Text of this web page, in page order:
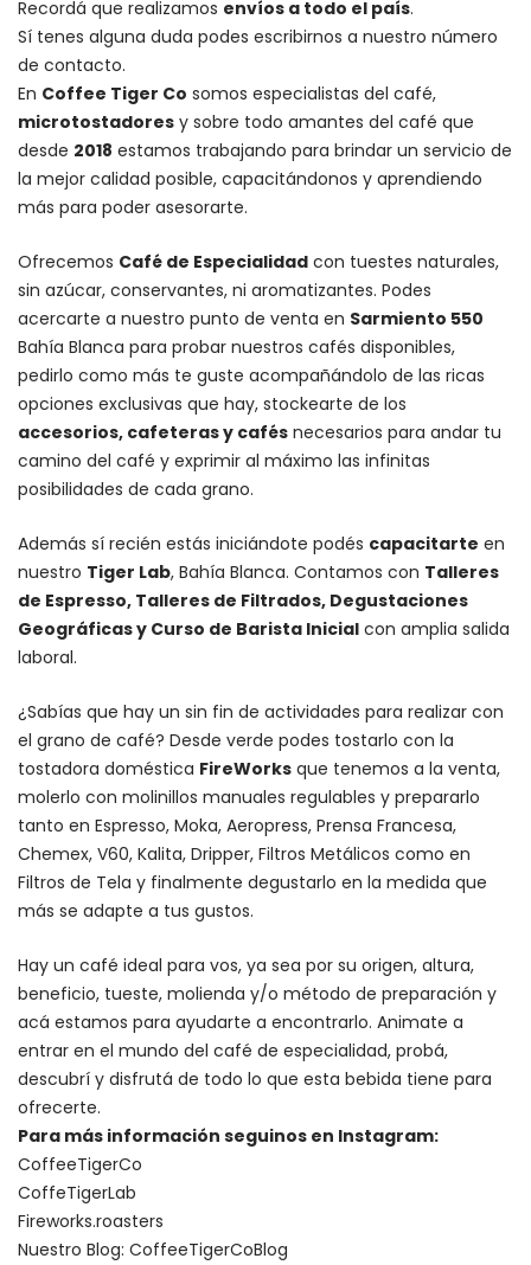
Recordá que realizamos envíos a todo el país.
Sí tenes alguna duda podes escribirnos a nuestro número
de contacto.
En Coffee Tiger Co somos especialistas del café,
microtostadores y sobre todo amantes del café que
desde 2018 estamos trabajando para brindar un servicio de
la mejor calidad posible, capacitándonos y aprendiendo
más para poder asesorarte.
Ofrecemos Café de Especialidad con tuestes naturales,
sin azúcar, conservantes, ni aromatizantes. Podes
acercarte a nuestro punto de venta en Sarmiento 550
Bahía Blanca para probar nuestros cafés disponibles,
pedirlo como más te guste acompañándolo de las ricas
opciones exclusivas que hay, stockearte de los
accesorios, cafeteras y cafés necesarios para andar tu
camino del café y exprimir al máximo las infinitas
posibilidades de cada grano.
Además sí recién estás iniciándote podés capacitarte en
nuestro Tiger Lab, Bahía Blanca. Contamos con Talleres
de Espresso, Talleres de Filtrados, Degustaciones
Geográficas y Curso de Barista Inicial con amplia salida
laboral.
¿Sabías que hay un sin fin de actividades para realizar con
el grano de café? Desde verde podes tostarlo con la
tostadora doméstica FireWorks que tenemos a la venta,
molerlo con molinillos manuales regulables y prepararlo
tanto en Espresso, Moka, Aeropress, Prensa Francesa,
Chemex, V60, Kalita, Dripper, Filtros Metálicos como en
Filtros de Tela y finalmente degustarlo en la medida que
más se adapte a tus gustos.
Hay un café ideal para vos, ya sea por su origen, altura,
beneficio, tueste, molienda y/o método de preparación y
acá estamos para ayudarte a encontrarlo. Animate a
entrar en el mundo del café de especialidad, probá,
descubrí y disfrutá de todo lo que esta bebida tiene para
ofrecerte.
Para más información seguinos en Instagram:
CoffeeTigerCo
CoffeTigerLab
Fireworks.roasters
Nuestro Blog: CoffeeTigerCoBlog